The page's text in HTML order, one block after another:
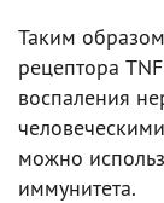
Таким
рецептора
воспаления
можно
иммунитета.